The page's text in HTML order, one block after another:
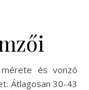
és vonzó
Átlagosan 30-43